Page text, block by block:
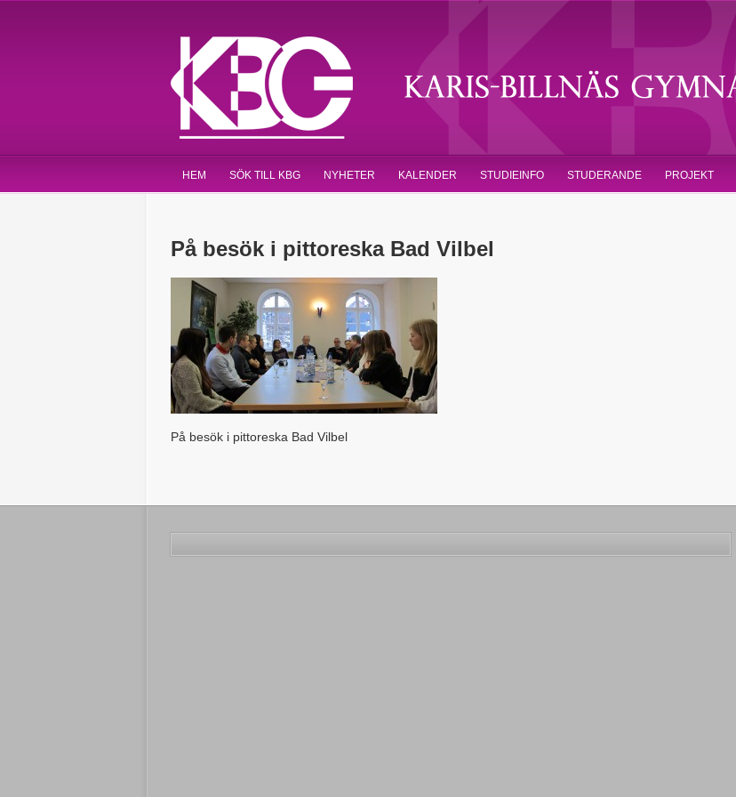
HEM SÖK TILL KBG NYHETER KALENDER STUDIEINFO STUDERANDE PROJEKT
På besök i pittoreska Bad Vilbel
På besök i pittoreska Bad Vilbel